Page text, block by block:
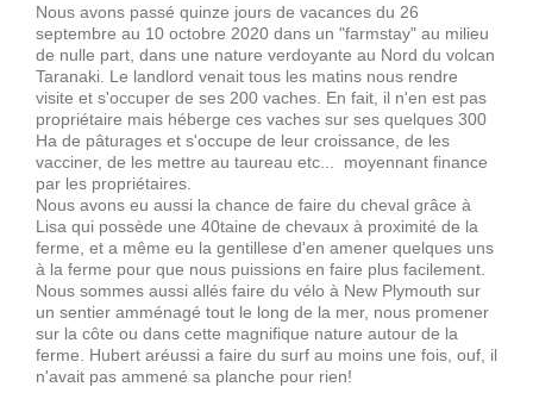
Nous avons passé quinze jours de vacances du 26
septembre au 10 octobre 2020 dans un "farmstay" au milieu
de nulle part, dans une nature verdoyante au Nord du volcan
Taranaki. Le landlord venait tous les matins nous rendre
visite et s'occuper de ses 200 vaches. En fait, il n'en est pas
propriétaire mais héberge ces vaches sur ses quelques 300
Ha de pâturages et s'occupe de leur croissance, de les
vacciner, de les mettre au taureau etc... moyennant finance
par les propriétaires.
Nous avons eu aussi la chance de faire du cheval grâce à
Lisa qui possède une 40taine de chevaux à proximité de la
ferme, et a même eu la gentillese d'en amener quelques uns
à la ferme pour que nous puissions en faire plus facilement.
Nous sommes aussi allés faire du vélo à New Plymouth sur
un sentier amménagé tout le long de la mer, nous promener
sur la côte ou dans cette magnifique nature autour de la
ferme. Hubert aréussi a faire du surf au moins une fois, ouf, il
n'avait pas ammené sa planche pour rien!